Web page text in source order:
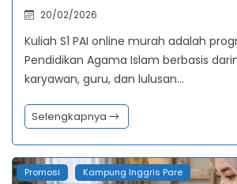
20/02/2026
Kuliah S1 PAI online murah adalah
Pendidikan Agama Islam berbasis
karyawan, guru, dan lulusan…
Selengkapnya
Promosi Kampung Inggris Pare